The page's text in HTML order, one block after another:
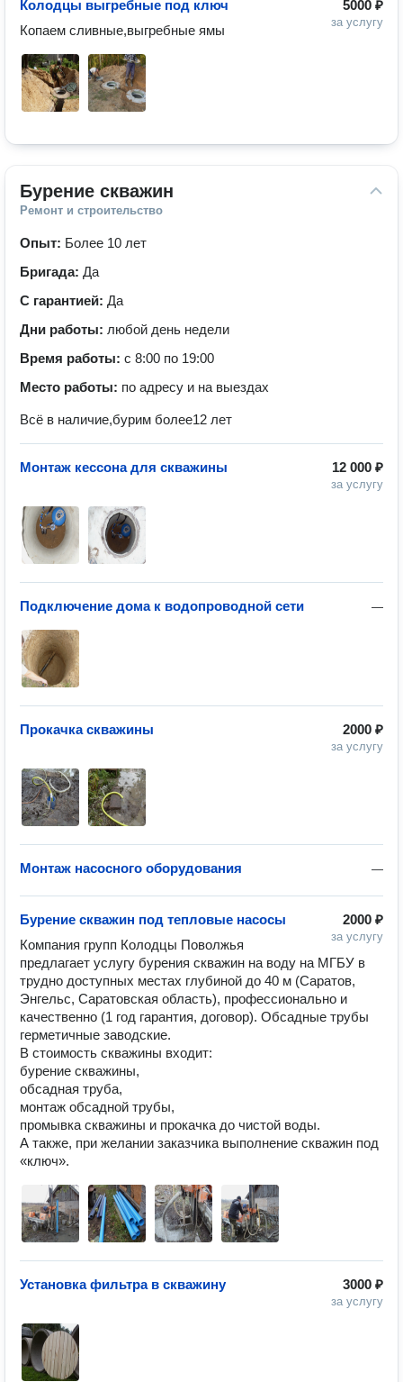
5000 ₽
за услугу
Колодцы выгребные под ключ
Копаем сливные,выгребные ямы
Бурение скважин
Ремонт и строительство
Опыт: Более 10 лет
Бригада: Да
С гарантией: Да
Дни работы: любой день недели
Время работы: с 8:00 по 19:00
Место работы: по адресу и на выездах
Всё в наличие,бурим более12 лет
12 000 ₽
за услугу
Монтаж кессона для скважины
—
Подключение дома к водопроводной сети
2000 ₽
за услугу
Прокачка скважины
—
Монтаж насосного оборудования
2000 ₽
за услугу
Бурение скважин под тепловые насосы
Компания групп Колодцы Поволжья
предлагает услугу бурения скважин на воду на МГБУ в
трудно доступных местах глубиной до 40 м (Саратов,
Энгельс, Саратовская область), профессионально и
качественно (1 год гарантия, договор). Обсадные трубы
герметичные заводские.
В стоимость скважины входит:
бурение скважины,
обсадная труба,
монтаж обсадной трубы,
промывка скважины и прокачка до чистой воды.
А также, при желании заказчика выполнение скважин под
3000 ₽
за услугу
Установка фильтра в скважину